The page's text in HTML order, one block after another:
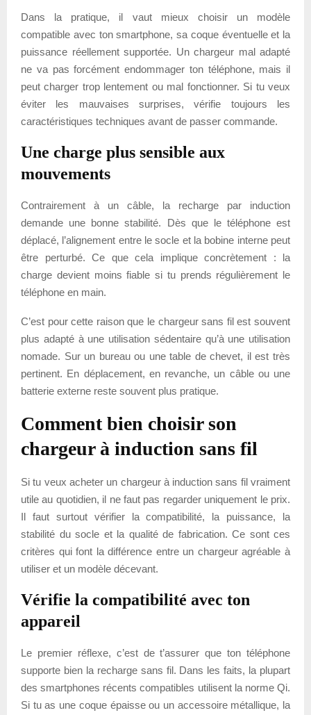
Dans la pratique, il vaut mieux choisir un modèle
compatible avec ton smartphone, sa coque éventuelle et la
puissance réellement supportée. Un chargeur mal adapté
ne va pas forcément endommager ton téléphone, mais il
peut charger trop lentement ou mal fonctionner. Si tu veux
éviter les mauvaises surprises, vérifie toujours les
caractéristiques techniques avant de passer commande.
Une charge plus sensible aux
mouvements
Contrairement à un câble, la recharge par induction
demande une bonne stabilité. Dès que le téléphone est
déplacé, l’alignement entre le socle et la bobine interne peut
être perturbé. Ce que cela implique concrètement : la
charge devient moins fiable si tu prends régulièrement le
téléphone en main.
C’est pour cette raison que le chargeur sans fil est souvent
plus adapté à une utilisation sédentaire qu’à une utilisation
nomade. Sur un bureau ou une table de chevet, il est très
pertinent. En déplacement, en revanche, un câble ou une
batterie externe reste souvent plus pratique.
Comment bien choisir son
chargeur à induction sans fil
Si tu veux acheter un chargeur à induction sans fil vraiment
utile au quotidien, il ne faut pas regarder uniquement le prix.
Il faut surtout vérifier la compatibilité, la puissance, la
stabilité du socle et la qualité de fabrication. Ce sont ces
critères qui font la différence entre un chargeur agréable à
utiliser et un modèle décevant.
Vérifie la compatibilité avec ton
appareil
Le premier réflexe, c’est de t’assurer que ton téléphone
supporte bien la recharge sans fil. Dans les faits, la plupart
des smartphones récents compatibles utilisent la norme Qi.
Si tu as une coque épaisse ou un accessoire métallique, la